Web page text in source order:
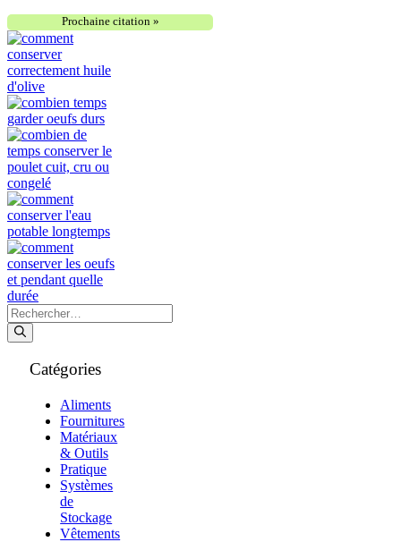
Prochaine citation »
Rechercher :
Catégories
Aliments
Fournitures
Matériaux
& Outils
Pratique
Systèmes
de
Stockage
Vêtements